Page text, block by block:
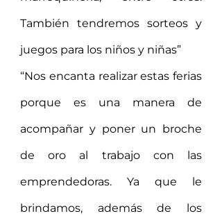
También tendremos sorteos y
juegos para los niños y niñas”
“Nos encanta realizar estas ferias
porque es una manera de
acompañar y poner un broche
de oro al trabajo con las
emprendedoras. Ya que le
brindamos, además de los